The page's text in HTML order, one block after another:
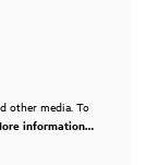
other media. To
information…